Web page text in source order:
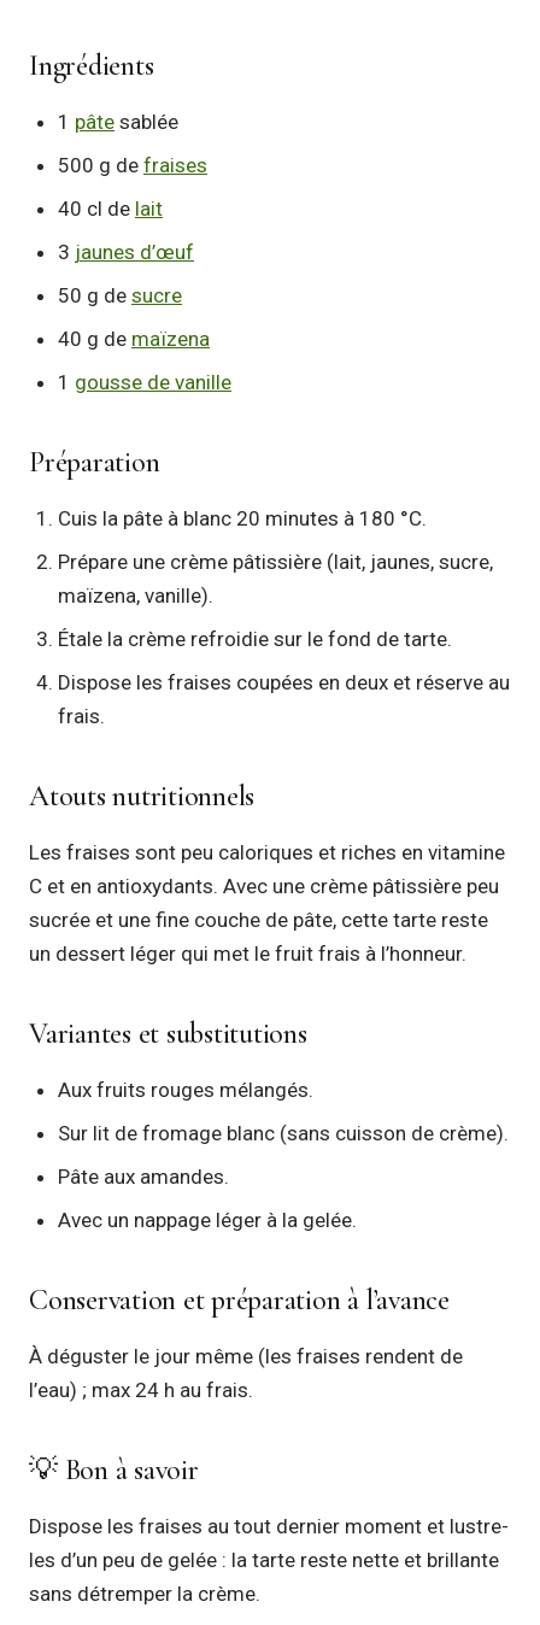
Ingrédients
1 pâte sablée
500 g de fraises
40 cl de lait
3 jaunes d’œuf
50 g de sucre
40 g de maïzena
1 gousse de vanille
Préparation
Cuis la pâte à blanc 20 minutes à 180 °C.
Prépare une crème pâtissière (lait, jaunes, sucre,
maïzena, vanille).
Étale la crème refroidie sur le fond de tarte.
Dispose les fraises coupées en deux et réserve au
frais.
Atouts nutritionnels
Les fraises sont peu caloriques et riches en vitamine
C et en antioxydants. Avec une crème pâtissière peu
sucrée et une fine couche de pâte, cette tarte reste
un dessert léger qui met le fruit frais à l’honneur.
Variantes et substitutions
Aux fruits rouges mélangés.
Sur lit de fromage blanc (sans cuisson de crème).
Pâte aux amandes.
Avec un nappage léger à la gelée.
Conservation et préparation à l’avance
À déguster le jour même (les fraises rendent de
l’eau) ; max 24 h au frais.
💡 Bon à savoir
Dispose les fraises au tout dernier moment et lustre-
les d’un peu de gelée : la tarte reste nette et brillante
sans détremper la crème.